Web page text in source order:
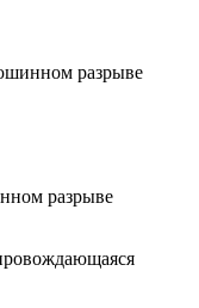
разрыве
разрыве